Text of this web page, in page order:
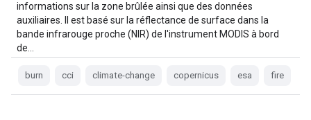
informations sur la zone brûlée ainsi que des données
auxiliaires. Il est basé sur la réflectance de surface dans la
bande infrarouge proche (NIR) de l'instrument MODIS à bord
de…
burn cci climate-change copernicus esa fire